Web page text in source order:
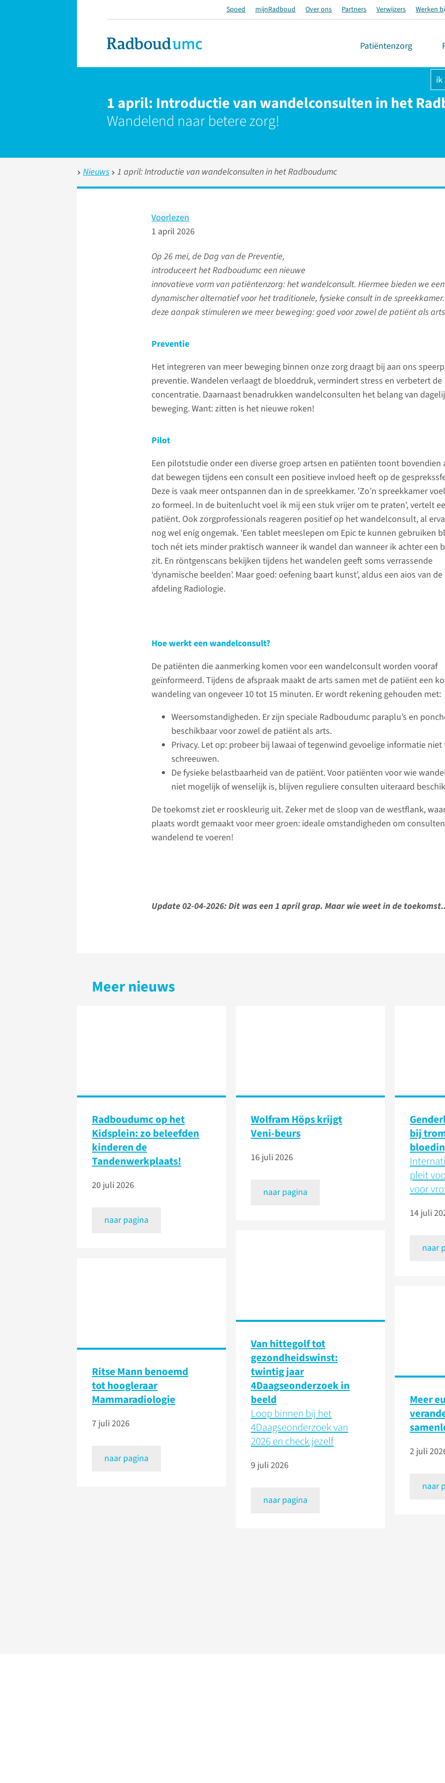
Spoed mijnRadboud Over ons Partners Verwijzers Werken
Patiëntenzorg
ik
1 april: Introductie van wandelconsulten in het
Wandelend naar betere zorg!
Nieuws 1 april: Introductie van wandelconsulten in het Radboudumc
Voorlezen
1 april 2026
Op 26 mei, de Dag van de Preventie,
introduceert het Radboudumc een nieuwe
innovatieve vorm van patiëntenzorg: het wandelconsult. Hiermee bieden we een
dynamischer alternatief voor het traditionele, fysieke consult in de
deze aanpak stimuleren we meer beweging: goed voor zowel de patiënt als
Preventie
Het integreren van meer beweging binnen onze zorg draagt bij aan ons
preventie. Wandelen verlaagt de bloeddruk, vermindert stress en verbetert de
concentratie. Daarnaast benadrukken wandelconsulten het belang van
beweging. Want: zitten is het nieuwe roken!
Pilot
Een pilotstudie onder een diverse groep artsen en patiënten toont bovendien
dat bewegen tijdens een consult een positieve invloed heeft op de
Deze is vaak meer ontspannen dan in de spreekkamer. 'Zo’n spreekkamer
zo formeel. In de buitenlucht voel ik mij een stuk vrijer om te praten', vertelt
patiënt. Ook zorgprofessionals reageren positief op het wandelconsult, al
nog wel enig ongemak. 'Een tablet meeslepen om Epic te kunnen gebruiken
toch nét iets minder praktisch wanneer ik wandel dan wanneer ik achter een
zit. En röntgenscans bekijken tijdens het wandelen geeft soms verrassende
‘dynamische beelden’. Maar goed: oefening baart kunst', aldus een aios van de
afdeling Radiologie.
Hoe werkt een wandelconsult?
De patiënten die aanmerking komen voor een wandelconsult worden vooraf
geïnformeerd. Tijdens de afspraak maakt de arts samen met de patiënt een
wandeling van ongeveer 10 tot 15 minuten. Er wordt rekening gehouden met:
Weersomstandigheden. Er zijn speciale Radboudumc paraplu’s en
beschikbaar voor zowel de patiënt als arts.
Privacy. Let op: probeer bij lawaai of tegenwind gevoelige informatie niet
schreeuwen.
De fysieke belastbaarheid van de patiënt. Voor patiënten voor wie
niet mogelijk of wenselijk is, blijven reguliere consulten uiteraard
De toekomst ziet er rooskleurig uit. Zeker met de sloop van de westflank,
plaats wordt gemaakt voor meer groen: ideale omstandigheden om consulten
wandelend te voeren!
Update 02-04-2026: Dit was een 1 april grap. Maar wie weet in de
Meer nieuws
Radboudumc op het
Kidsplein: zo beleefden
kinderen de
Tandenwerkplaats!
20 juli 2026
naar pagina
Wolfram Höps krijgt
Veni-beurs
16 juli 2026
naar pagina
bij
pleit
voor
14 juli
naar
Van hittegolf tot
gezondheidswinst:
twintig jaar
4Daagseonderzoek in
beeld
Loop binnen bij het
4Daagseonderzoek van
2026 en check jezelf
9 juli 2026
naar pagina
Ritse Mann benoemd
tot hoogleraar
Mammaradiologie
7 juli 2026
naar pagina
Meer
2 juli
naar